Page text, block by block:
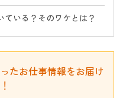
ている？そのワケとは？
たお仕事情報をお届け